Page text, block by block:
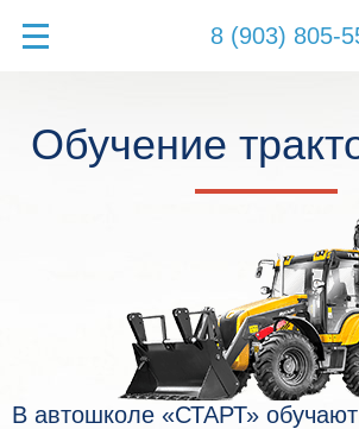
8 (903) 805-
Обучение
В автошколе «СТАРТ»